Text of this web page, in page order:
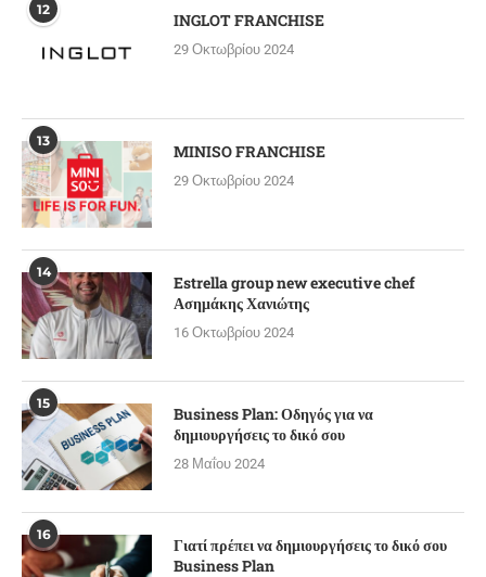
12 INGLOT FRANCHISE
29 Οκτωβρίου 2024
13 MINISO FRANCHISE
29 Οκτωβρίου 2024
14
Estrella group new executive chef
Ασημάκης Χανιώτης
16 Οκτωβρίου 2024
15
Business Plan: Οδηγός για να
δημιουργήσεις το δικό σου
28 Μαΐου 2024
16
Γιατί πρέπει να δημιουργήσεις το δικό σου
Business Plan